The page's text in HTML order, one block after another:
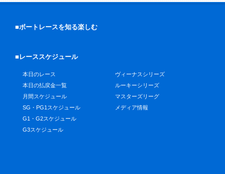
■ボートレースを知る楽しむ
■レーススケジュール
本日のレース
本日の払戻金一覧
月間スケジュール
SG・PG1スケジュール
G1・G2スケジュール
G3スケジュール
ヴィーナスシリーズ
ルーキーシリーズ
マスターズリーグ
メディア情報